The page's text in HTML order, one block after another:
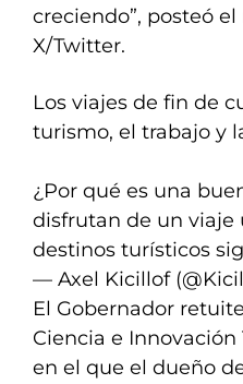
creciendo”, posteó
X/Twitter.
Los viajes de fin de
turismo, el trabajo y
¿Por qué es una
disfrutan de un viaje
destinos turísticos
— Axel Kicillof
El Gobernador
Ciencia e
en el que el dueño